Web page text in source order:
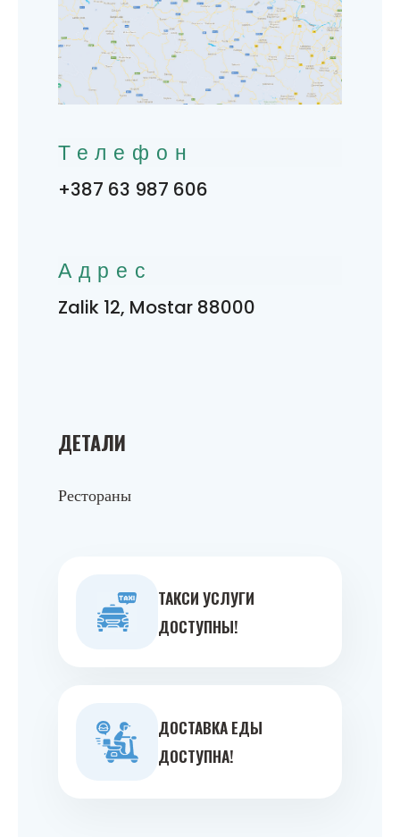
ДЕТАЛИ
Рестораны
ТАКСИ УСЛУГИ
ДОСТУПНЫ!
ДОСТАВКА ЕДЫ
ДОСТУПНА!
Телефон
+387 63 987 606
Адрес
Zalik 12, Mostar 88000